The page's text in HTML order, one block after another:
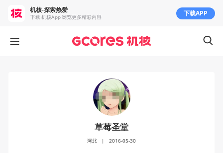
草莓圣堂
河北 | 2016-05-30
机核-探索热爱
下载 机核App 浏览更多精彩内容 下载APP